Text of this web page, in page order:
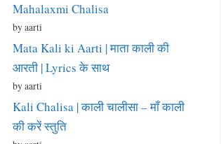
Mahalaxmi Chalisa
by aarti
Mata Kali ki Aarti | माता काली की
आरती | Lyrics के साथ
by aarti
Kali Chalisa | काली चालीसा – माँ काली
की करें स्तुति